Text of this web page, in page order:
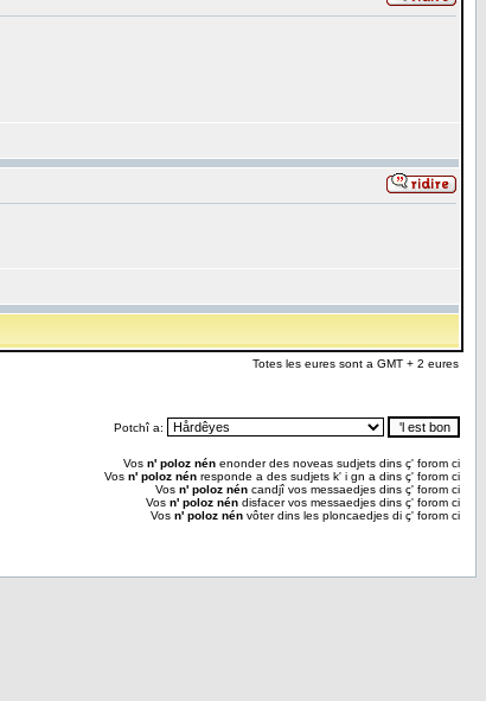
Totes les eures sont a GMT + 2 eures
Potchî a:
Vos n' poloz nén enonder des noveas sudjets dins ç' forom ci
Vos n' poloz nén responde a des sudjets k' i gn a dins ç' forom ci
Vos n' poloz nén candjî vos messaedjes dins ç' forom ci
Vos n' poloz nén disfacer vos messaedjes dins ç' forom ci
Vos n' poloz nén vôter dins les ploncaedjes di ç' forom ci